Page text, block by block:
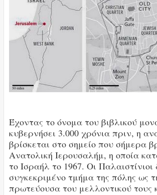
Έχοντας το όνομα του βιβλικού
κυβερνήσει 3.000 χρόνια πριν, η
βρίσκεται στο σημείο που σήμερα
Ανατολική Ιερουσαλήμ, η οποία
το Ισραήλ το 1967. Οι Παλαιστίνιοι
συγκεκριμένο τμήμα της πόλης ως
πρωτεύουσα του μελλοντικού τους